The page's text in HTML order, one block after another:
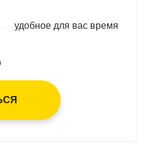
удобное для вас время